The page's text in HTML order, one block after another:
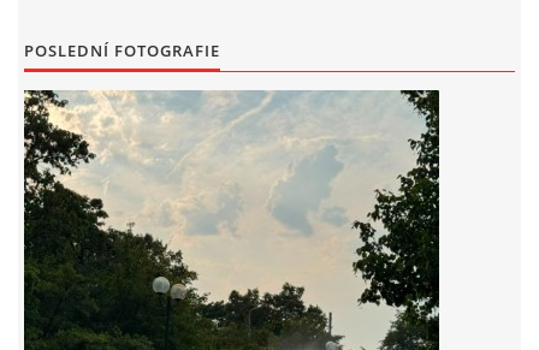
Sbor dobrovolných hasičů Koterov
Koterovská náves 15
326 00 Plzeň
záznamník/fax.377443505 mob.725725474
POSLEDNÍ FOTOGRAFIE